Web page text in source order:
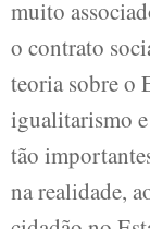
muito
o contrato
teoria sobre o
igualitarismo
tão
na realidade,